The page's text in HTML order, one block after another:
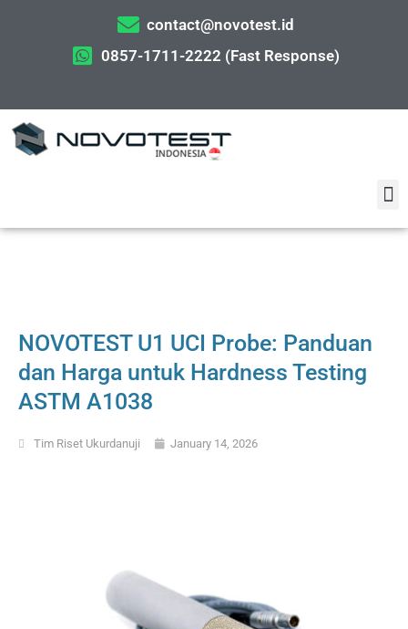
contact@novotest.id
0857-1711-2222 (Fast Response)
NOVOTEST U1 UCI Probe: Panduan
dan Harga untuk Hardness Testing
ASTM A1038
Tim Riset Ukurdanuji January 14, 2026